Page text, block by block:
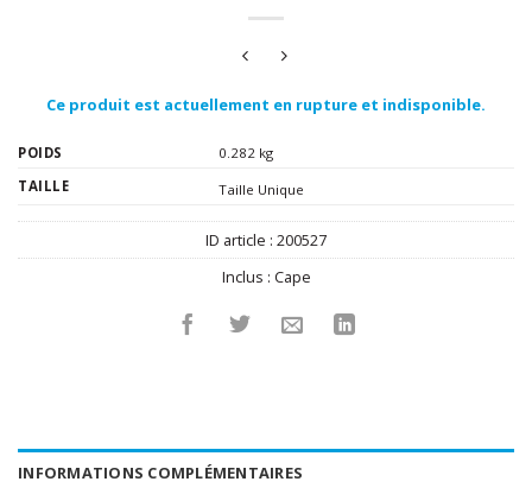
Ce produit est actuellement en rupture et indisponible.
POIDS
0.282 kg
TAILLE
Taille Unique
ID article : 200527
Inclus : Cape
INFORMATIONS COMPLÉMENTAIRES